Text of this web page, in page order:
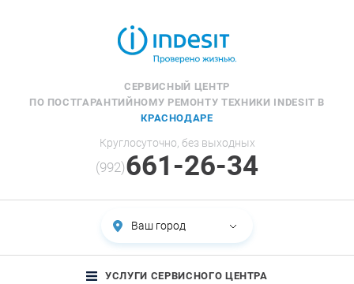
СЕРВИСНЫЙ ЦЕНТР
ПО ПОСТГАРАНТИЙНОМУ РЕМОНТУ ТЕХНИКИ INDESIT В
КРАСНОДАРЕ
Круглосуточно, без выходных
(992)661-26-34
Ваш город
УСЛУГИ СЕРВИСНОГО ЦЕНТРА